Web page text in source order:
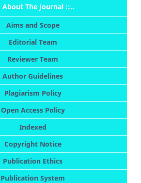
About The Journal ::..
Aims and Scope
Editorial Team
Reviewer Team
Author Guidelines
Plagiarism Policy
Open Access Policy
Indexed
Copyright Notice
Publication Ethics
Publication System